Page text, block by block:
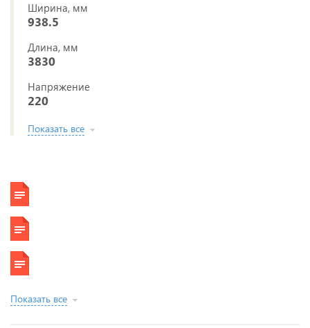
Ширина, мм
938.5
Длина, мм
3830
Напряжение
220
Показать все
Показать все